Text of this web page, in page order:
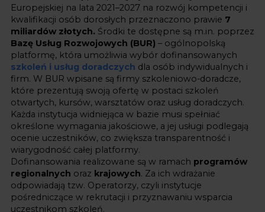
Europejskiej na lata 2021–2027 na rozwój kompetencji i
kwalifikacji osób dorosłych przeznaczono prawie 7
miliardów złotych. Środki te dostępne są m.in. poprzez
Bazę Usług Rozwojowych (BUR) – ogólnopolską
platformę, która umożliwia wybór dofinansowanych
szkoleń i usług doradczych dla osób indywidualnych i
firm. W BUR wpisane są firmy szkoleniowo-doradcze,
które prezentują swoją ofertę w postaci szkoleń
otwartych, kursów, warsztatów oraz usług doradczych.
Każda instytucja widniejąca w bazie musi spełniać
określone wymagania jakościowe, a jej usługi podlegają
ocenie uczestników, co zwiększa transparentność i
wiarygodność całej platformy.
Dofinansowania realizowane są w ramach programów
regionalnych oraz krajowych. Za ich wdrażanie
odpowiadają tzw. Operatorzy, czyli instytucje
pośredniczące w rekrutacji i przyznawaniu wsparcia
uczestnikom szkoleń.